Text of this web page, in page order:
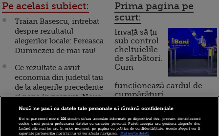
Pe acelasi subiect:
Traian Basescu, intrebat
despre rezultatul
alegerilor locale: Fereasca
Dumnezeu de mai rau!
Ce rezultate a avut
economia din judetul tau
de la alegerile precedente
si pana in prezent. Noua
harta economica a
Romaniei
Stirileprotv.ro a lansat
Prima pagina pe
scurt:
Invață să ții
sub control
cheltuielile
de sărbători.
Cum
funcționează cardul de
cumpărături
Incont , site-ul Știrile Pro
TV de informații
Nouă ne pasă ca datele tale personale să rămână confidențiale
Noi și partenerii noștri201stocăm și/sau accesăm informații pe dispozitivul dvs., precum identificatorii
cookie unici pentru prelucrarea datelor cu caracter personal. Puteți accepta sau gestiona alegerile dvs.
făcând clic mai jos sau în orice moment, pe pagina cu politica de confidențialitate. Aceste alegeri vor fi
raportate partenerilor noștri și nu vă vor afecta navigarea.
Mai multe detalii